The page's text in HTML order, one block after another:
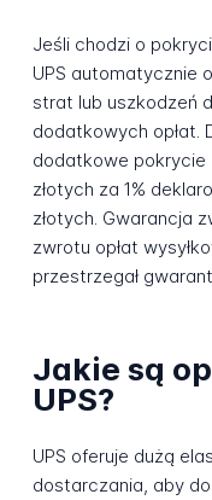
Jeśli chodzi o
UPS automatycznie
strat lub uszkodzeń
dodatkowych opłat.
dodatkowe
złotych za 1%
złotych. Gwarancja
zwrotu opłat
przestrzegał
Jakie są
UPS?
UPS oferuje dużą
dostarczania, aby